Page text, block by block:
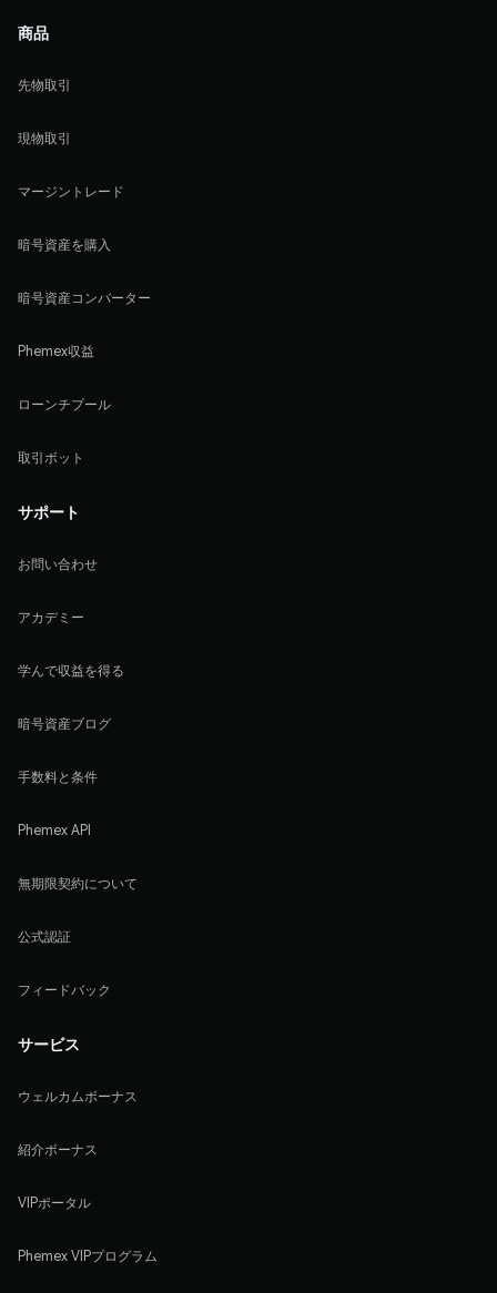
商品
先物取引
現物取引
マージントレード
暗号資産を購入
暗号資産コンバーター
Phemex収益
ローンチプール
取引ボット
サポート
お問い合わせ
アカデミー
学んで収益を得る
暗号資産ブログ
手数料と条件
Phemex API
無期限契約について
公式認証
フィードバック
サービス
ウェルカムボーナス
紹介ボーナス
VIPポータル
Phemex VIPプログラム